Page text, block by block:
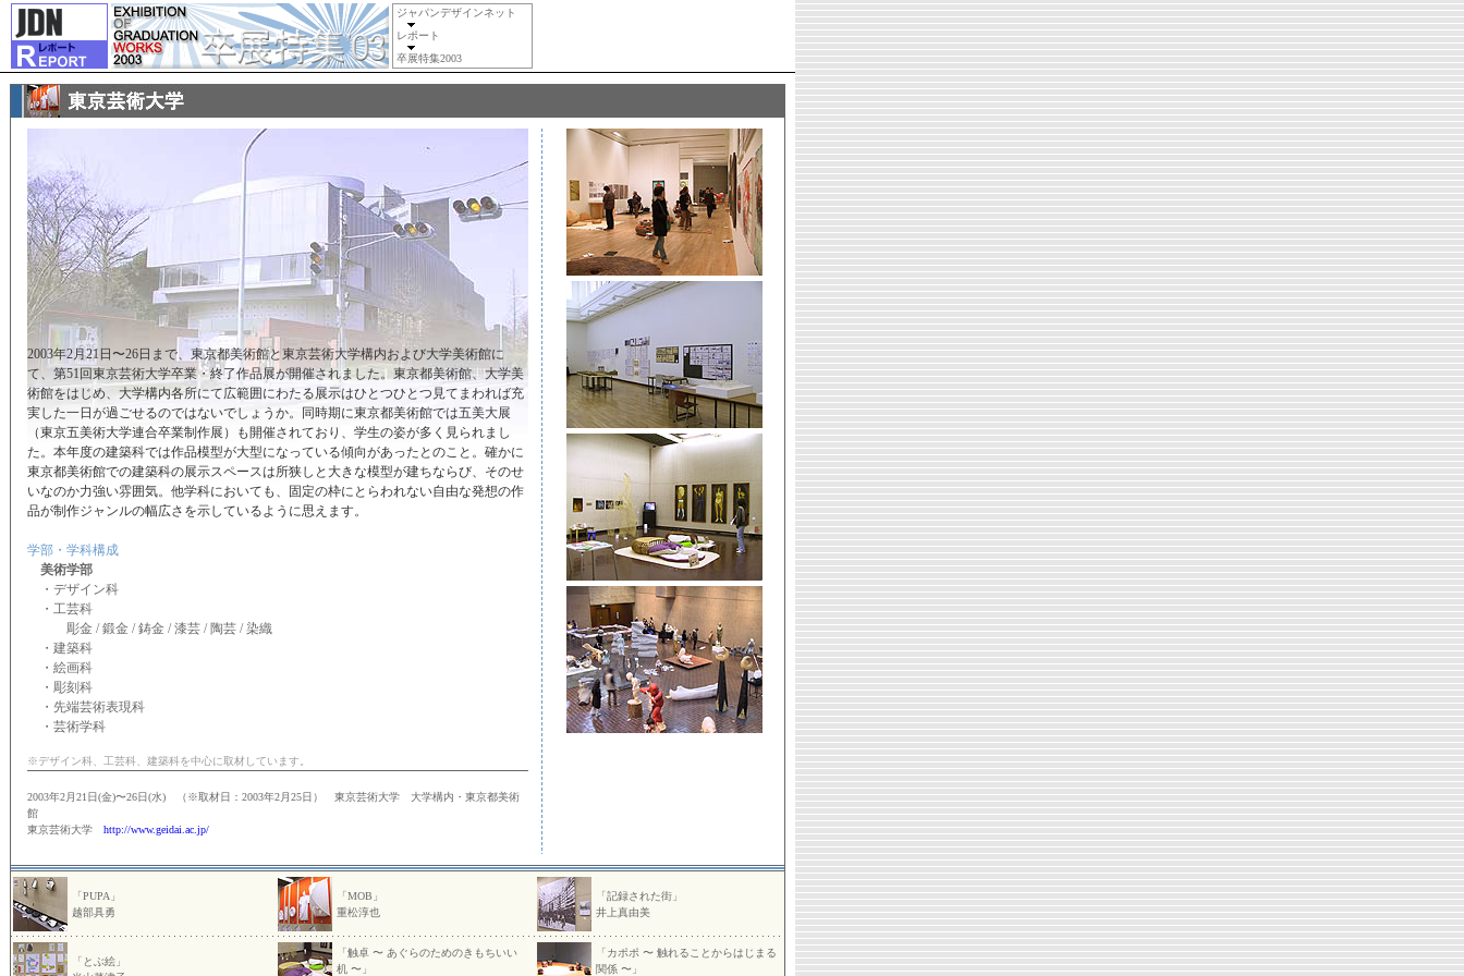
ジャパンデザインネット
レポート
卒展特集2003
2003年2月21日〜26日まで、東京都美術館と東京芸術大学構内および大学美術館に
て、第51回東京芸術大学卒業・終了作品展が開催されました。東京都美術館、大学美
術館をはじめ、大学構内各所にて広範囲にわたる展示はひとつひとつ見てまわれば充
実した一日が過ごせるのではないでしょうか。同時期に東京都美術館では五美大展
（東京五美術大学連合卒業制作展）も開催されており、学生の姿が多く見られまし
た。本年度の建築科では作品模型が大型になっている傾向があったとのこと。確かに
東京都美術館での建築科の展示スペースは所狭しと大きな模型が建ちならび、そのせ
いなのか力強い雰囲気。他学科においても、固定の枠にとらわれない自由な発想の作
品が制作ジャンルの幅広さを示しているように思えます。
学部・学科構成
美術学部
・デザイン科
・工芸科
彫金 / 鍛金 / 鋳金 / 漆芸 / 陶芸 / 染織
・建築科
・絵画科
・彫刻科
・先端芸術表現科
・芸術学科
※デザイン科、工芸科、建築科を中心に取材しています。
2003年2月21日(金)〜26日(水) （※取材日：2003年2月25日） 東京芸術大学 大学構内・東京都美術
館
東京芸術大学 http://www.geidai.ac.jp/
「PUPA」
越部具勇
「MOB」
重松淳也
「記録された街」
井上真由美
「とぶ絵」
「触卓 〜 あぐらのためのきもちいい
机 〜」
「カポポ 〜 触れることからはじまる
関係 〜」